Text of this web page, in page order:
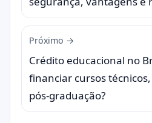
Próximo →
Crédito educacional no
financiar cursos
pós-graduação?